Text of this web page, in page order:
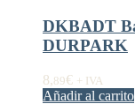
DKBADT
DURPARK
8,89€ + IVA
Añadir al carrito